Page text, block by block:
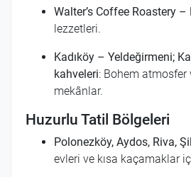
Walter’s Coffee Roastery
lezzetleri.
Kadıköy – Yeldeğirmeni;
kahveleri: Bohem atmosfer
mekânlar.
Huzurlu Tatil Bölgeleri
Polonezköy, Aydos, Riva,
evleri ve kısa kaçamaklar